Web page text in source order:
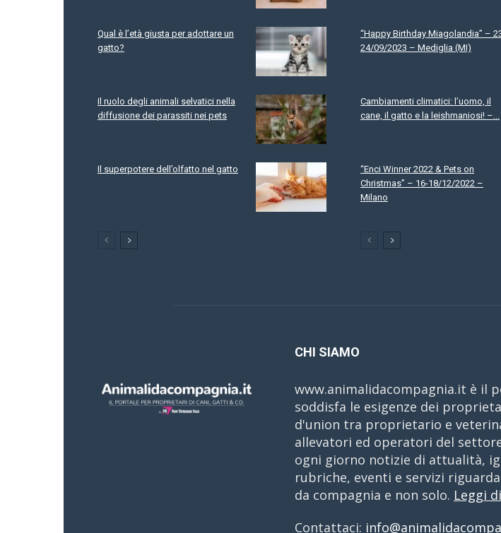
Qual è l’età giusta per adottare un
gatto?
Il ruolo degli animali selvatici nella
diffusione dei parassiti nei pets
Il superpotere dell’olfatto nel gatto
“Happy Birthday Miagolandia” –
24/09/2023 – Mediglia (MI)
Cambiamenti climatici: l’uomo, il
cane, il gatto e la leishmaniosi! –...
“Enci Winner 2022 & Pets on
Christmas” – 16-18/12/2022 –
Milano
CHI SIAMO
www.animalidacompagnia.it è il
soddisfa le esigenze dei
d'union tra proprietario e
allevatori ed operatori del
ogni giorno notizie di attualità,
rubriche, eventi e servizi
da compagnia e non solo. Leggi
Contattaci: